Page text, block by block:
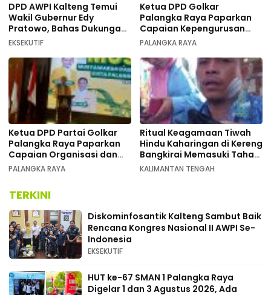
DPD AWPI Kalteng Temui
Wakil Gubernur Edy
Pratowo, Bahas Dukungan
Kongres Nasional II AWPI di
EKSEKUTIF
Ketua DPD Golkar
Palangka Raya Paparkan
Capaian Kepengurusan
pada Pembukaan Musda XI
PALANGKA RAYA
Ketua DPD Partai Golkar
Palangka Raya Paparkan
Capaian Organisasi dan
Kemenangan Pemilu pada
PALANGKA RAYA
Ritual Keagamaan Tiwah
Hindu Kaharingan di Kereng
Bangkirai Memasuki Tahap
Akhir
KALIMANTAN TENGAH
TERKINI
Diskominfosantik Kalteng Sambut Baik
Rencana Kongres Nasional II AWPI Se-
Indonesia
EKSEKUTIF
HUT ke-67 SMAN 1 Palangka Raya
Digelar 1 dan 3 Agustus 2026, Ada